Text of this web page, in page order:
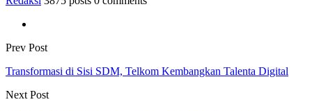
Prev Post
Transformasi di Sisi SDM, Telkom Kembangkan Talenta Digital
Next Post